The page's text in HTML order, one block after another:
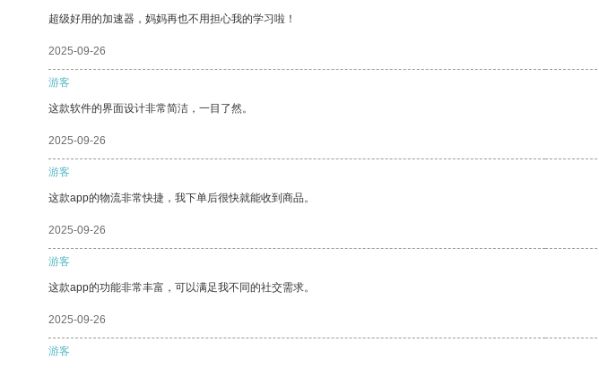
超级好用的加速器，妈妈再也不用担心我的学习啦！
2025-09-26
游客
这款软件的界面设计非常简洁，一目了然。
2025-09-26
游客
这款app的物流非常快捷，我下单后很快就能收到商品。
2025-09-26
游客
这款app的功能非常丰富，可以满足我不同的社交需求。
2025-09-26
游客